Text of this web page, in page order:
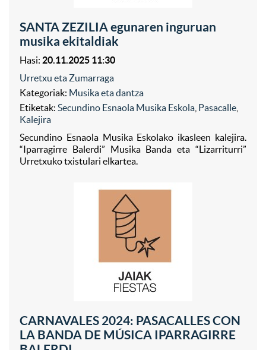
SANTA ZEZILIA egunaren inguruan
musika ekitaldiak
Hasi: 20.11.2025 11:30
Urretxu eta Zumarraga
Kategoriak: Musika eta dantza
Etiketak: Secundino Esnaola Musika Eskola Pasacalle
Kalejira
Secundino Esnaola Musika Eskolako ikasleen kalejira.
“Iparragirre Balerdi” Musika Banda eta “Lizarriturri”
Urretxuko txistulari elkartea.
CARNAVALES 2024: PASACALLES CON
LA BANDA DE MÚSICA IPARRAGIRRE